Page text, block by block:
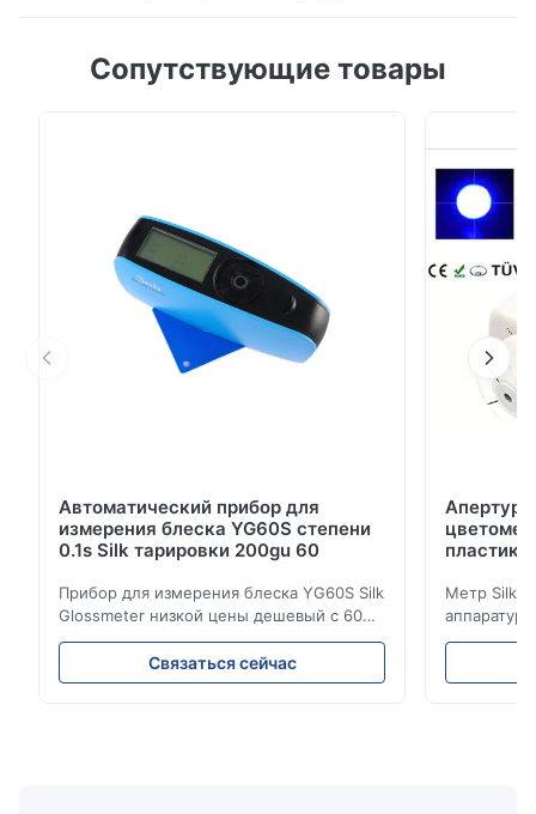
цветометра НР100 3нх дешевый с ЛАБОРАТОРИЕЙ
Соответствует КИЭ Но.15, ГБ/Т 3978. Освещение
Возбуждение СИД голубое свет...
Сопутствующие товары
Автоматический прибор для
измерения блеска YG60S степени
0.1s Silk тарировки 200gu 60
Прибор для измерения блеска YG60S Silk
Glossmeter низкой цены дешевый с 60
измерением gu степени 200 лоснистым
Прибор для измерения блеска YG60S 60°
экономический может испытать
Связаться сейчас
Метр Silk
продукции